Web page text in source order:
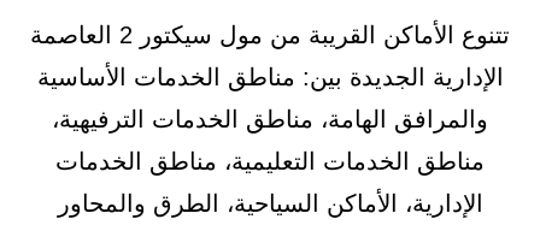
تتنوع الأماكن القريبة من مول سيكتور 2 العاصمة
الإدارية الجديدة بين: مناطق الخدمات الأساسية
والمرافق الهامة، مناطق الخدمات الترفيهية،
مناطق الخدمات التعليمية، مناطق الخدمات
الإدارية، الأماكن السياحية، الطرق والمحاور